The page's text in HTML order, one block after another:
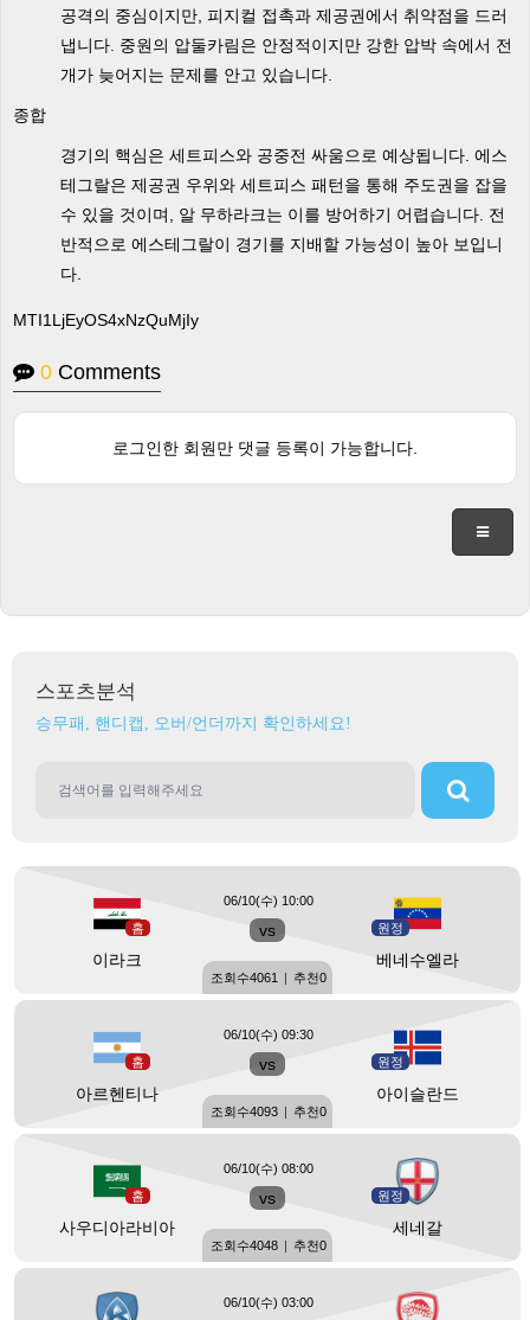
공격의 중심이지만, 피지컬 접촉과 제공권에서 취약점을 드러
냅니다. 중원의 압둘카림은 안정적이지만 강한 압박 속에서 전
개가 늦어지는 문제를 안고 있습니다.
종합
경기의 핵심은 세트피스와 공중전 싸움으로 예상됩니다. 에스
테그랄은 제공권 우위와 세트피스 패턴을 통해 주도권을 잡을
수 있을 것이며, 알 무하라크는 이를 방어하기 어렵습니다. 전
반적으로 에스테그랄이 경기를 지배할 가능성이 높아 보입니
다.
MTI1LjEyOS4xNzQuMjIy
0 Comments
로그인한 회원만 댓글 등록이 가능합니다.
스포츠분석
승무패, 핸디캡, 오버/언더까지 확인하세요!
홈
이라크
vs 원정
베네수엘라
06/10(수) 10:00
조회수4061 | 추천0
홈
아르헨티나
vs 원정
아이슬란드
06/10(수) 09:30
조회수4093 | 추천0
홈
사우디아라비아
vs 원정
세네갈
06/10(수) 08:00
조회수4048 | 추천0
06/10(수) 03:00